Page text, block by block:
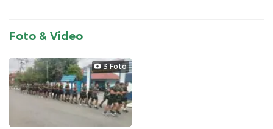
Foto & Video
3 Foto